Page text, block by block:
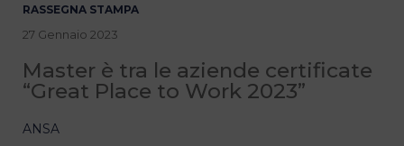
RASSEGNA STAMPA
27 Gennaio 2023
Master è tra le aziende certificate
“Great Place to Work 2023”
ANSA